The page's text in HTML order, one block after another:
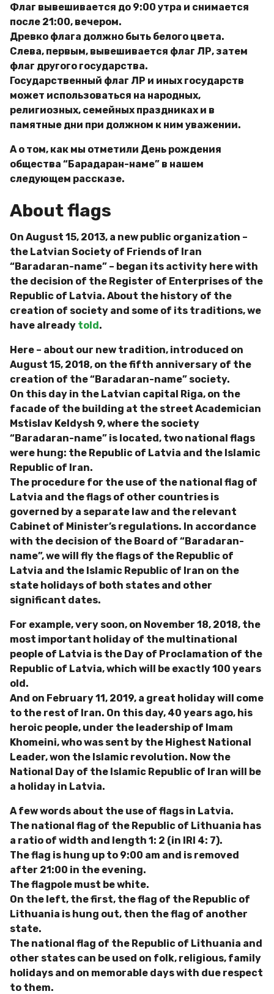
Флаг вывешивается до 9:00 утра и снимается
после 21:00, вечером.
Древко флага должно быть белого цвета.
Слева, первым, вывешивается флаг ЛР, затем
флаг другого государства.
Государственный флаг ЛР и иных государств
может использоваться на народных,
религиозных, семейных праздниках и в
памятные дни при должном к ним уважении.
А о том, как мы отметили День рождения
общества “Барадаран-наме” в нашем
следующем рассказе.
About flags
On August 15, 2013, a new public organization –
the Latvian Society of Friends of Iran
“Baradaran-name” – began its activity here with
the decision of the Register of Enterprises of the
Republic of Latvia. About the history of the
creation of society and some of its traditions, we
have already told.
Here – about our new tradition, introduced on
August 15, 2018, on the fifth anniversary of the
creation of the “Baradaran-name” society.
On this day in the Latvian capital Riga, on the
facade of the building at the street Academician
Mstislav Keldysh 9, where the society
“Baradaran-name” is located, two national flags
were hung: the Republic of Latvia and the Islamic
Republic of Iran.
The procedure for the use of the national flag of
Latvia and the flags of other countries is
governed by a separate law and the relevant
Cabinet of Minister’s regulations. In accordance
with the decision of the Board of “Baradaran-
name”, we will fly the flags of the Republic of
Latvia and the Islamic Republic of Iran on the
state holidays of both states and other
significant dates.
For example, very soon, on November 18, 2018, the
most important holiday of the multinational
people of Latvia is the Day of Proclamation of the
Republic of Latvia, which will be exactly 100 years
old.
And on February 11, 2019, a great holiday will come
to the rest of Iran. On this day, 40 years ago, his
heroic people, under the leadership of Imam
Khomeini, who was sent by the Highest National
Leader, won the Islamic revolution. Now the
National Day of the Islamic Republic of Iran will be
a holiday in Latvia.
A few words about the use of flags in Latvia.
The national flag of the Republic of Lithuania has
a ratio of width and length 1: 2 (in IRI 4: 7).
The flag is hung up to 9:00 am and is removed
after 21:00 in the evening.
The flagpole must be white.
On the left, the first, the flag of the Republic of
Lithuania is hung out, then the flag of another
state.
The national flag of the Republic of Lithuania and
other states can be used on folk, religious, family
holidays and on memorable days with due respect
to them.